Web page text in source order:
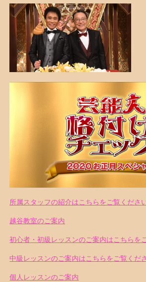
所属スタッフの紹介はこちらをご覧くださ
越谷教室のご案内
初心者・初級レッスンのご案内はこちらを
中級レッスンのご案内はこちらをご覧くだ
個人レッスンのご案内